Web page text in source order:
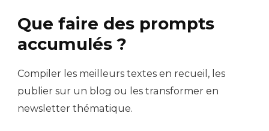
Que faire des prompts
accumulés ?
Compiler les meilleurs textes en recueil, les
publier sur un blog ou les transformer en
newsletter thématique.